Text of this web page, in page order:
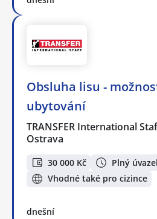
Obsluha lisu -
ubytování
TRANSFER International
Ostrava
30 000 Kč
Plný
Vhodné také pro cizince
dnešní